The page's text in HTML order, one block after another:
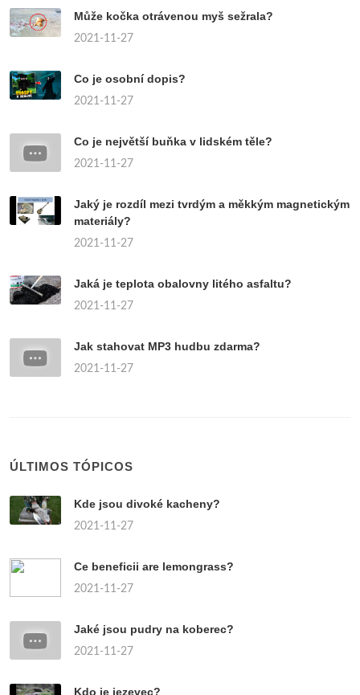
Může kočka otrávenou myš sežrala?
2021-11-27
Co je osobní dopis?
2021-11-27
Co je největší buňka v lidském těle?
2021-11-27
Jaký je rozdíl mezi tvrdým a měkkým magnetickým
materiály?
2021-11-27
Jaká je teplota obalovny litého asfaltu?
2021-11-27
Jak stahovat MP3 hudbu zdarma?
2021-11-27
ÚLTIMOS TÓPICOS
Kde jsou divoké kacheny?
2021-11-27
Ce beneficii are lemongrass?
2021-11-27
Jaké jsou pudry na koberec?
2021-11-27
Kdo je jezevec?